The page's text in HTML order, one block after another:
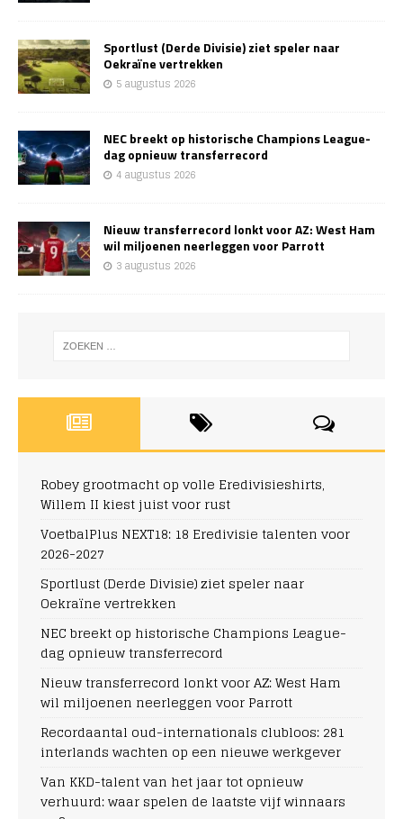
Sportlust (Derde Divisie) ziet speler naar
Oekraïne vertrekken
5 augustus 2026
NEC breekt op historische Champions League-
dag opnieuw transferrecord
4 augustus 2026
Nieuw transferrecord lonkt voor AZ: West Ham
wil miljoenen neerleggen voor Parrott
3 augustus 2026
Robey grootmacht op volle Eredivisieshirts,
Willem II kiest juist voor rust
VoetbalPlus NEXT18: 18 Eredivisie talenten voor
2026-2027
Sportlust (Derde Divisie) ziet speler naar
Oekraïne vertrekken
NEC breekt op historische Champions League-
dag opnieuw transferrecord
Nieuw transferrecord lonkt voor AZ: West Ham
wil miljoenen neerleggen voor Parrott
Recordaantal oud-internationals clubloos: 281
interlands wachten op een nieuwe werkgever
Van KKD-talent van het jaar tot opnieuw
verhuurd: waar spelen de laatste vijf winnaars